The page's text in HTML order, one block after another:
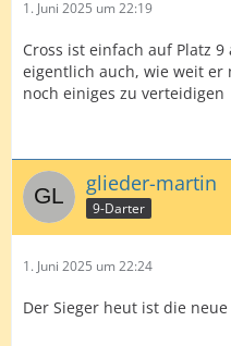
1. Juni 2025 um 22:19
Cross ist einfach auf Platz
eigentlich auch, wie weit
noch einiges zu verteidigen
glieder-martin
9-Darter
1. Juni 2025 um 22:24
Der Sieger heut ist die